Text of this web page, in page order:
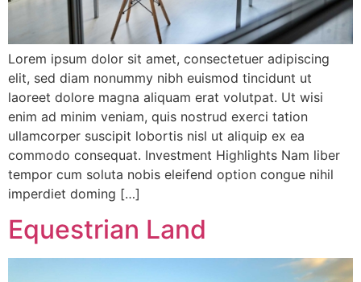
Lorem ipsum dolor sit amet, consectetuer adipiscing
elit, sed diam nonummy nibh euismod tincidunt ut
laoreet dolore magna aliquam erat volutpat. Ut wisi
enim ad minim veniam, quis nostrud exerci tation
ullamcorper suscipit lobortis nisl ut aliquip ex ea
commodo consequat. Investment Highlights Nam liber
tempor cum soluta nobis eleifend option congue nihil
imperdiet doming […]
Equestrian Land